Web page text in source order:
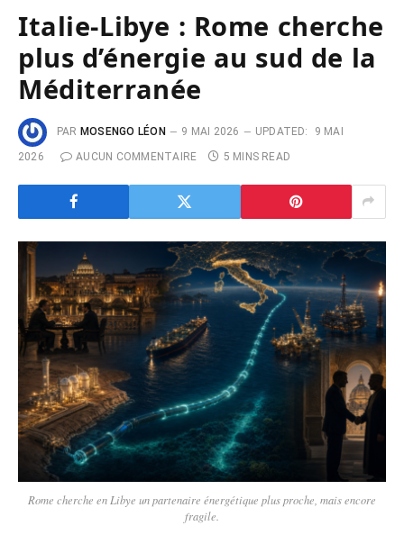
Italie-Libye : Rome cherche
plus d’énergie au sud de la
Méditerranée
PAR MOSENGO LÉON 9 MAI 2026 UPDATED:
9 MAI
2026
AUCUN COMMENTAIRE 5 MINS READ
Rome cherche en Libye un partenaire énergétique plus proche, mais encore
fragile.